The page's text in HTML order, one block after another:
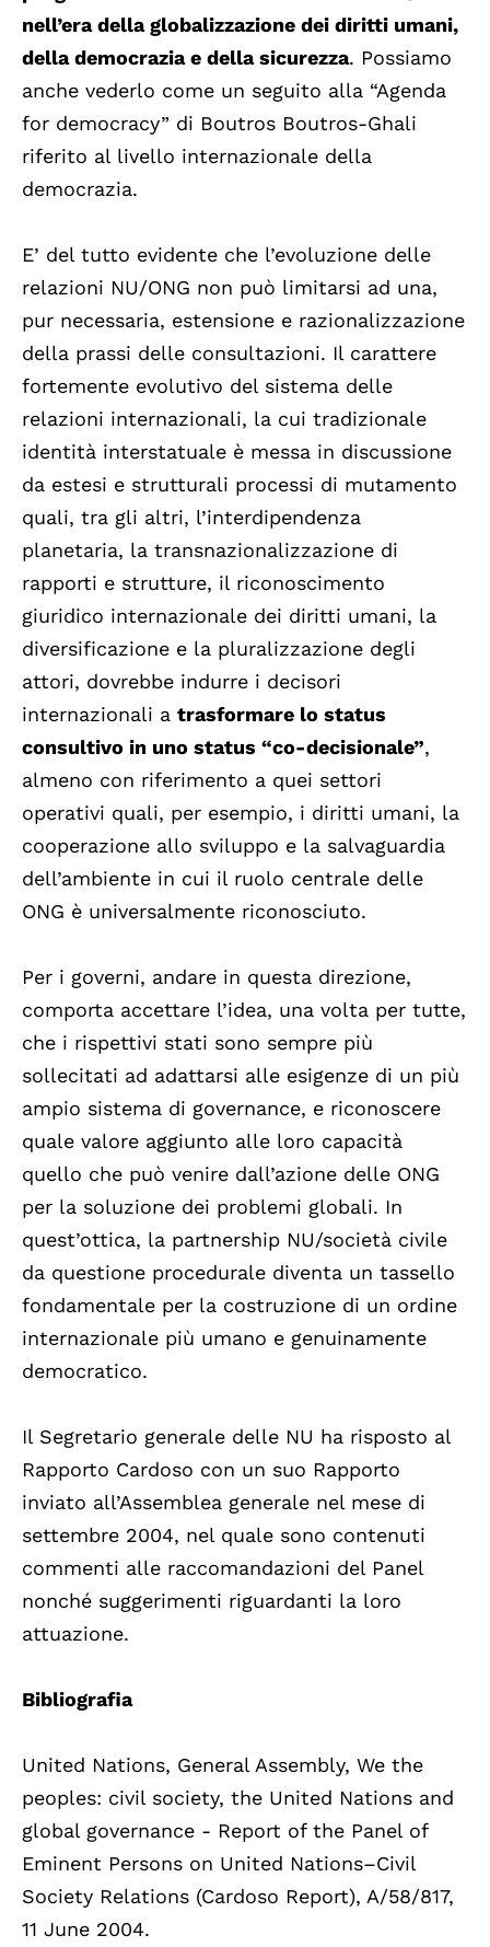
nell’era della globalizzazione dei diritti umani,
della democrazia e della sicurezza. Possiamo
anche vederlo come un seguito alla “Agenda
for democracy” di Boutros Boutros-Ghali
riferito al livello internazionale della
democrazia.
E’ del tutto evidente che l’evoluzione delle
relazioni NU/ONG non può limitarsi ad una,
pur necessaria, estensione e razionalizzazione
della prassi delle consultazioni. Il carattere
fortemente evolutivo del sistema delle
relazioni internazionali, la cui tradizionale
identità interstatuale è messa in discussione
da estesi e strutturali processi di mutamento
quali, tra gli altri, l’interdipendenza
planetaria, la transnazionalizzazione di
rapporti e strutture, il riconoscimento
giuridico internazionale dei diritti umani, la
diversificazione e la pluralizzazione degli
attori, dovrebbe indurre i decisori
internazionali a trasformare lo status
consultivo in uno status “co-decisionale”,
almeno con riferimento a quei settori
operativi quali, per esempio, i diritti umani, la
cooperazione allo sviluppo e la salvaguardia
dell’ambiente in cui il ruolo centrale delle
ONG è universalmente riconosciuto.
Per i governi, andare in questa direzione,
comporta accettare l’idea, una volta per tutte,
che i rispettivi stati sono sempre più
sollecitati ad adattarsi alle esigenze di un più
ampio sistema di governance, e riconoscere
quale valore aggiunto alle loro capacità
quello che può venire dall’azione delle ONG
per la soluzione dei problemi globali. In
quest’ottica, la partnership NU/società civile
da questione procedurale diventa un tassello
fondamentale per la costruzione di un ordine
internazionale più umano e genuinamente
democratico.
Il Segretario generale delle NU ha risposto al
Rapporto Cardoso con un suo Rapporto
inviato all’Assemblea generale nel mese di
settembre 2004, nel quale sono contenuti
commenti alle raccomandazioni del Panel
nonché suggerimenti riguardanti la loro
attuazione.
Bibliografia
United Nations, General Assembly, We the
peoples: civil society, the United Nations and
global governance - Report of the Panel of
Eminent Persons on United Nations–Civil
Society Relations (Cardoso Report), A/58/817,
11 June 2004.